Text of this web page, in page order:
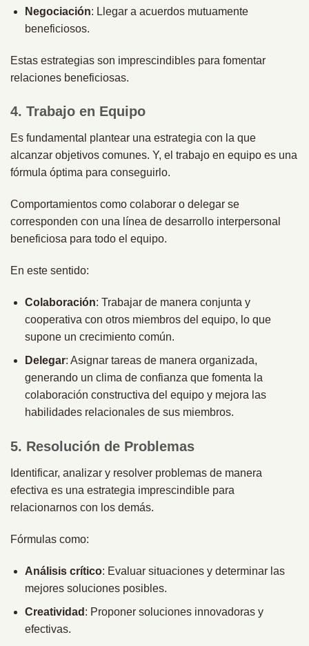
Negociación: Llegar a acuerdos mutuamente
beneficiosos.
Estas estrategias son imprescindibles para fomentar
relaciones beneficiosas.
4. Trabajo en Equipo
Es fundamental plantear una estrategia con la que
alcanzar objetivos comunes. Y, el trabajo en equipo es una
fórmula óptima para conseguirlo.
Comportamientos como colaborar o delegar se
corresponden con una línea de desarrollo interpersonal
beneficiosa para todo el equipo.
En este sentido:
Colaboración: Trabajar de manera conjunta y
cooperativa con otros miembros del equipo, lo que
supone un crecimiento común.
Delegar: Asignar tareas de manera organizada,
generando un clima de confianza que fomenta la
colaboración constructiva del equipo y mejora las
habilidades relacionales de sus miembros.
5. Resolución de Problemas
Identificar, analizar y resolver problemas de manera
efectiva es una estrategia imprescindible para
relacionarnos con los demás.
Fórmulas como:
Análisis crítico: Evaluar situaciones y determinar las
mejores soluciones posibles.
Creatividad : Proponer soluciones innovadoras y
efectivas.